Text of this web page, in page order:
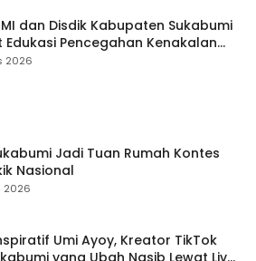
dan Disdik Kabupaten Sukabumi
Edukasi Pencegahan Kenakalan
SMPN 2 Tegalbuleud
2026
Jadi Tuan Rumah Kontes
Nasional
2026
Umi Ayoy, Kreator TikTok
yang Ubah Nasib Lewat Live